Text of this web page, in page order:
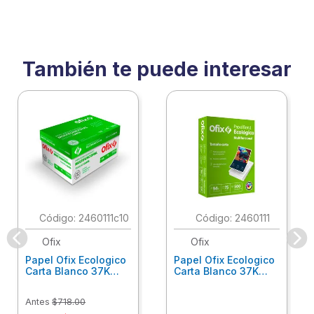
También te puede interesar
: 2460111c10
Ofix
Papel Ofix Ecologico
Carta Blanco 37K
Antes $718.00
: 2460111
Ofix
Papel Ofix Ecologico
Carta Blanco 37K